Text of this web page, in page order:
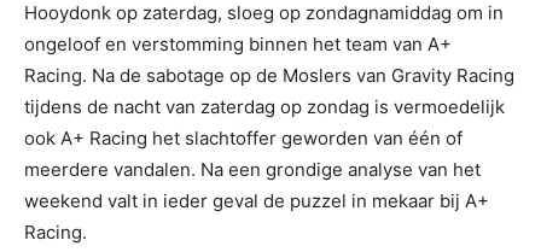
Hooydonk op zaterdag, sloeg op zondagnamiddag om in
ongeloof en verstomming binnen het team van A+
Racing. Na de sabotage op de Moslers van Gravity Racing
tijdens de nacht van zaterdag op zondag is vermoedelijk
ook A+ Racing het slachtoffer geworden van één of
meerdere vandalen. Na een grondige analyse van het
weekend valt in ieder geval de puzzel in mekaar bij A+
Racing.